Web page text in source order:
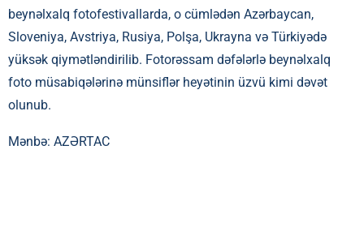
beynəlxalq fotofestivallarda, o cümlədən Azərbaycan,
Sloveniya, Avstriya, Rusiya, Polşa, Ukrayna və Türkiyədə
yüksək qiymətləndirilib. Fotorəssam dəfələrlə beynəlxalq
foto müsabiqələrinə münsiflər heyətinin üzvü kimi dəvət
olunub.
Mənbə: AZƏRTAC